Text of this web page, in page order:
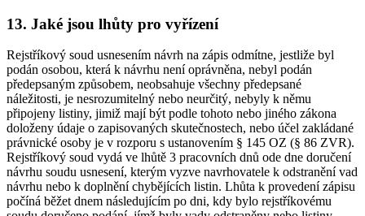
13. Jaké jsou lhůty pro vyřízení
Rejstříkový soud usnesením návrh na zápis odmítne, jestliže byl
podán osobou, která k návrhu není oprávněna, nebyl podán
předepsaným způsobem, neobsahuje všechny předepsané
náležitosti, je nesrozumitelný nebo neurčitý, nebyly k němu
připojeny listiny, jimiž mají být podle tohoto nebo jiného zákona
doloženy údaje o zapisovaných skutečnostech, nebo účel zakládané
právnické osoby je v rozporu s ustanovením § 145 OZ (§ 86 ZVR).
Rejstříkový soud vydá ve lhůtě 3 pracovních dnů ode dne doručení
návrhu soudu usnesení, kterým vyzve navrhovatele k odstranění vad
návrhu nebo k doplnění chybějících listin. Lhůta k provedení zápisu
počíná běžet dnem následujícím po dni, kdy bylo rejstříkovému